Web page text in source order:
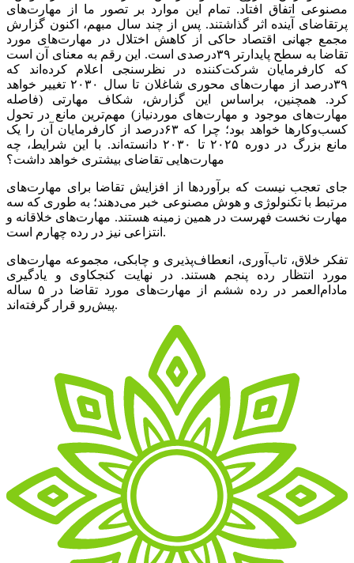
مصنوعی اتفاق افتاد. تمام این موارد بر تصور ما از مهارت‌‌‌های
پرتقاضای آینده اثر گذاشتند. پس از چند سال مبهم، اکنون گزارش‌‌‌
مجمع جهانی اقتصاد حاکی از کاهش اختلال در مهارت‌‌‌های مورد
تقاضا به سطح پایدارتر ۳۹درصدی است. این رقم به معنای آن است
که کارفرمایان شرکت‌کننده در نظرسنجی اعلام کرده‌‌‌اند که
۳۹‌درصد از مهارت‌‌‌های محوری شاغلان تا سال ۲۰۳۰ تغییر خواهد
کرد. همچنین، براساس این گزارش، شکاف مهارتی (فاصله
مهارت‌‌‌های موجود و مهارت‌‌‌های موردنیاز) مهم‌ترین مانع در تحول
کسب‌و‌کارها خواهد بود؛ چرا که ۶۳‌درصد از کارفرمایان آن را یک
مانع بزرگ در دوره ۲۰۲۵ تا ۲۰۳۰ دانسته‌‌‌اند. با این شرایط، چه
مهارت‌‌‌هایی تقاضای بیشتری خواهد داشت؟
جای تعجب نیست که برآوردها از افزایش تقاضا برای مهارت‌‌‌های
مرتبط با تکنولوژی و هوش مصنوعی خبر می‌دهند؛ به طوری که سه
مهارت نخست فهرست در همین زمینه هستند. مهارت‌‌‌های خلاقانه و
انتزاعی نیز در رده چهارم است.
تفکر خلاق، تاب‌‌‌آوری، انعطاف‌‌‌پذیری و چابکی، مجموعه مهارت‌‌‌های
مورد انتظار رده پنجم هستند. در نهایت کنجکاوی و یادگیری
مادام‌‌‌العمر در رده ششم از مهارت‌‌‌های مورد تقاضا در ۵ ساله
پیش‌‌‌رو قرار گرفته‌‌‌اند.